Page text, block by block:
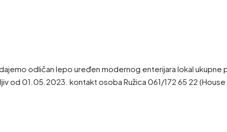
odličan lepo uređen modernog enterijara lokal ukupne
od 01.05.2023. kontakt osoba Ružica 061/172 65 22